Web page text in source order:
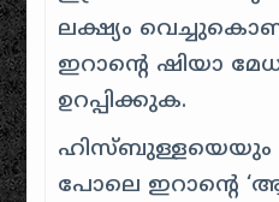
ലക്ഷ്യം
ഇറാന്റെ ഷിയാ
ഉറപ്പിക്കുക.
ഹിസ്ബുള്ളയെയും
പോലെ ഇറാന്റെ